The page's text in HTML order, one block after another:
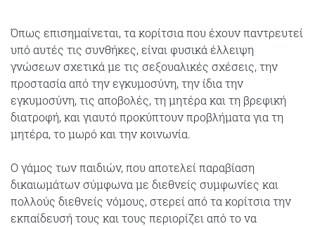
Όπως επισημαίνεται, τα κορίτσια που έχουν παντρευτεί
υπό αυτές τις συνθήκες, είναι φυσικά έλλειψη
γνώσεων σχετικά με τις σεξουαλικές σχέσεις, την
προστασία από την εγκυμοσύνη, την ίδια την
εγκυμοσύνη, τις αποβολές, τη μητέρα και τη βρεφική
διατροφή, και γιαυτό προκύπτουν προβλήματα για τη
μητέρα, το μωρό και την κοινωνία.
Ο γάμος των παιδιών, που αποτελεί παραβίαση
δικαιωμάτων σύμφωνα με διεθνείς συμφωνίες και
πολλούς διεθνείς νόμους, στερεί από τα κορίτσια την
εκπαίδευσή τους και τους περιορίζει από το να